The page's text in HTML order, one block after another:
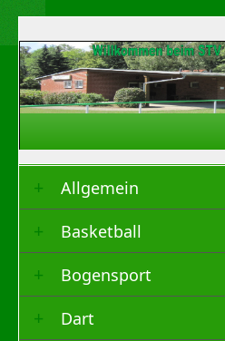
Allgemein
Basketball
Bogensport
Dart